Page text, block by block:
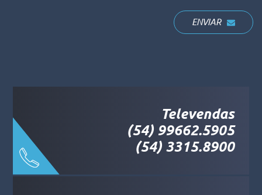
ENVIAR
Televendas
(54) 99662.5905
(54) 3315.8900